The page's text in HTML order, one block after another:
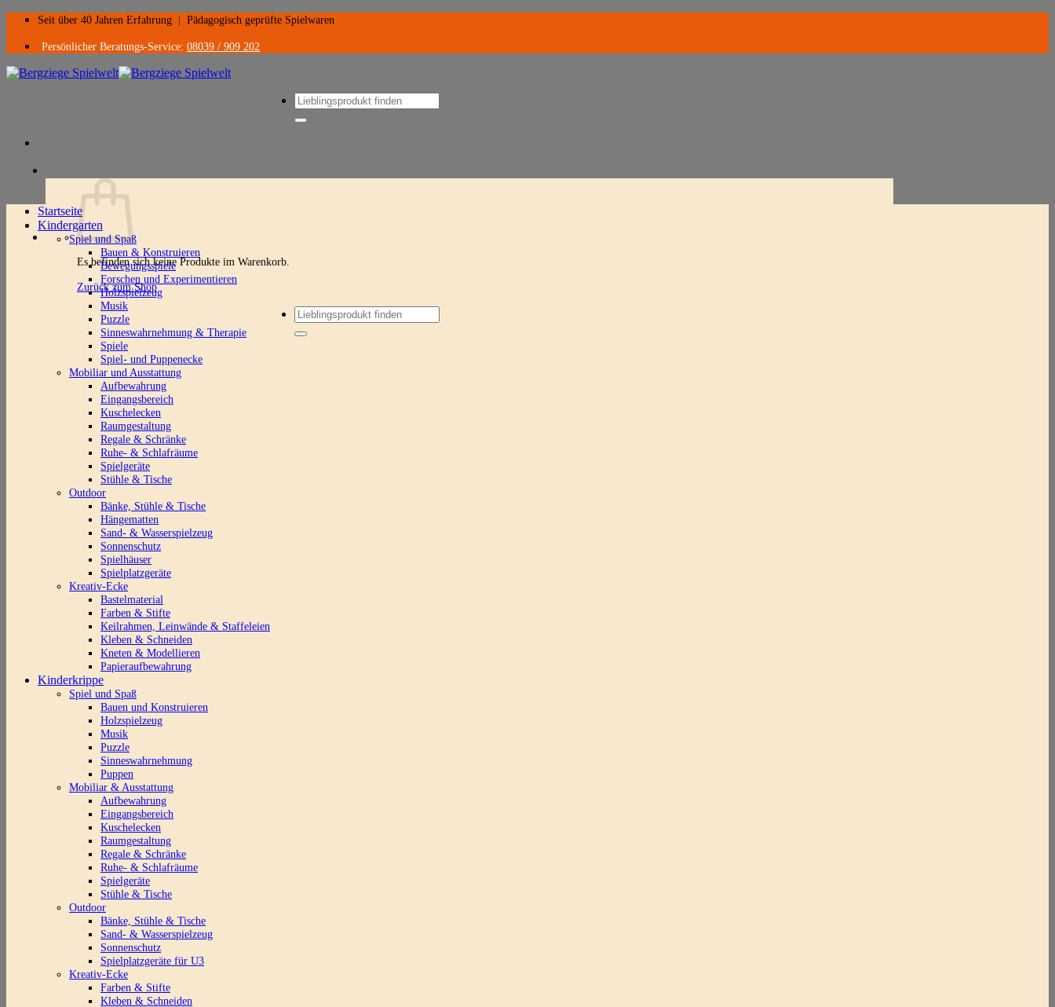
Zum
springen
Seit über 40 Jahren Erfahrung Pädagogisch geprüfte Spielwaren
Persönlicher Beratungs-Service: 08039 / 909 202
Suchen
nach:
Es befinden sich keine Produkte im Warenkorb.
Zurück zum Shop
Suchen
nach:
Startseite
Kindergarten
Spiel und Spaß
Bauen & Konstruieren
Bewegungsspiele
Forschen und Experimentieren
Holzspielzeug
Musik
Puzzle
Sinneswahrnehmung & Therapie
Spiele
Spiel- und Puppenecke
Mobiliar und Ausstattung
Aufbewahrung
Eingangsbereich
Kuschelecken
Raumgestaltung
Regale & Schränke
Ruhe- & Schlafräume
Spielgeräte
Stühle & Tische
Outdoor
Bänke, Stühle & Tische
Hängematten
Sand- & Wasserspielzeug
Sonnenschutz
Spielhäuser
Spielplatzgeräte
Kreativ-Ecke
Bastelmaterial
Farben & Stifte
Keilrahmen, Leinwände & Staffeleien
Kleben & Schneiden
Kneten & Modellieren
Papieraufbewahrung
Kinderkrippe
Spiel und Spaß
Bauen und Konstruieren
Holzspielzeug
Musik
Puzzle
Sinneswahrnehmung
Puppen
Mobiliar & Ausstattung
Aufbewahrung
Eingangsbereich
Kuschelecken
Raumgestaltung
Regale & Schränke
Ruhe- & Schlafräume
Spielgeräte
Stühle & Tische
Outdoor
Bänke, Stühle & Tische
Sand- & Wasserspielzeug
Sonnenschutz
Spielplatzgeräte für U3
Kreativ-Ecke
Farben & Stifte
Kleben & Schneiden